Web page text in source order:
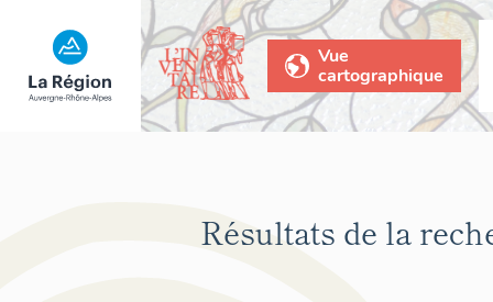
Vue
cartographique
Résultats de la